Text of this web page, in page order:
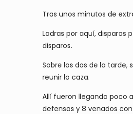
Tras unos minutos de
Ladras por aquí, disparos
disparos.
Sobre las dos de la
reunir la caza.
Allí fueron llegando poco
defensas y 8 venados